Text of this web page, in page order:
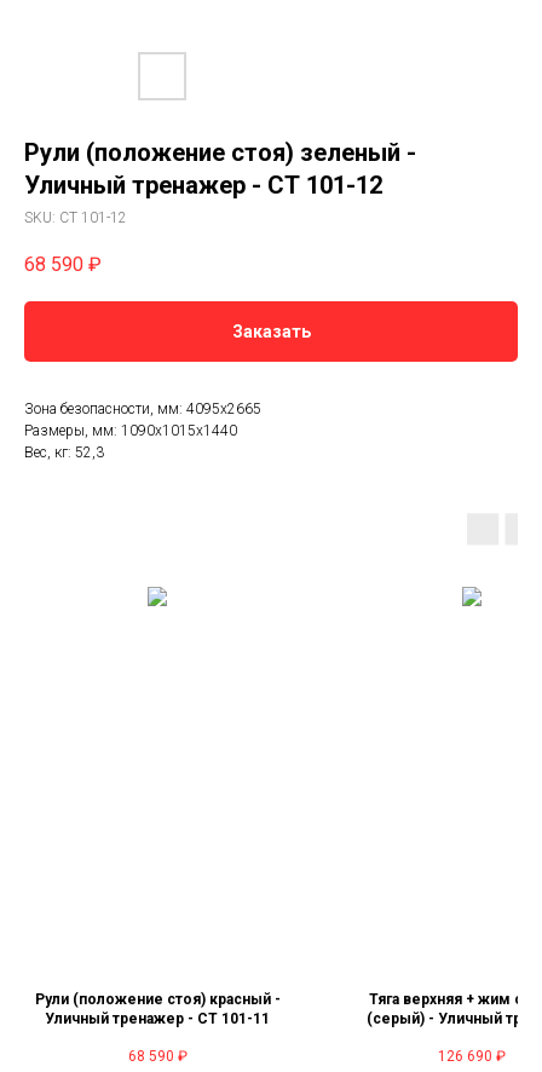
Рули (положение стоя) зеленый -
Уличный тренажер - СТ 101-12
SKU: СТ 101-12
68 590 ₽
Заказать
Зона безопасности, мм: 4095х2665
Размеры, мм: 1090х1015х1440
Вес, кг: 52,3
Рули (положение стоя) красный -
Уличный тренажер - СТ 101-11
68 590 ₽
Тяга верхняя + жим от
(серый) - Уличный
126 690 ₽